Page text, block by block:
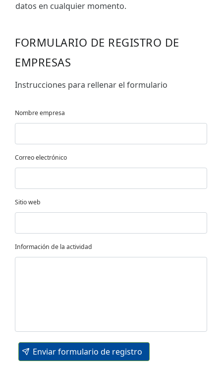
datos en cualquier momento.
FORMULARIO DE REGISTRO DE
EMPRESAS
Instrucciones para rellenar el formulario
Nombre empresa
Correo electrónico
Sitio web
Información de la actividad
Enviar formulario de registro